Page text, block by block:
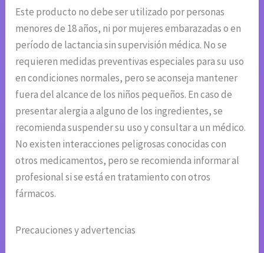
Este producto no debe ser utilizado por personas
menores de 18 años, ni por mujeres embarazadas o en
período de lactancia sin supervisión médica. No se
requieren medidas preventivas especiales para su uso
en condiciones normales, pero se aconseja mantener
fuera del alcance de los niños pequeños. En caso de
presentar alergia a alguno de los ingredientes, se
recomienda suspender su uso y consultar a un médico.
No existen interacciones peligrosas conocidas con
otros medicamentos, pero se recomienda informar al
profesional si se está en tratamiento con otros
fármacos.
Precauciones y advertencias